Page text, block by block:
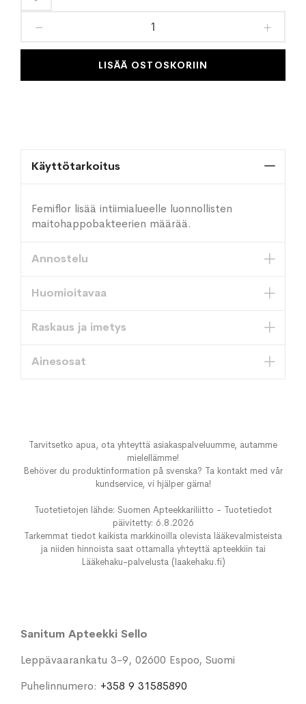
toivelistaan
LISÄÄ OSTOSKORIIN
Käyttötarkoitus
Femiflor lisää intiimialueelle luonnollisten
maitohappobakteerien määrää.
Annostelu
Huomioitavaa
Raskaus ja imetys
Ainesosat
Tarvitsetko apua, ota yhteyttä asiakaspalveluumme, autamme
mielellämme!
Behöver du produktinformation på svenska? Ta kontakt med vår
kundservice, vi hjälper gärna!
Tuotetietojen lähde: Suomen Apteekkariliitto - Tuotetiedot
päivitetty: 6.8.2026
Tarkemmat tiedot kaikista markkinoilla olevista lääkevalmisteista
ja niiden hinnoista saat ottamalla yhteyttä apteekkiin tai
Lääkehaku-palvelusta (laakehaku.fi)
Sanitum Apteekki Sello
Leppävaarankatu 3-9, 02600 Espoo, Suomi
Puhelinnumero: +358 9 31585890